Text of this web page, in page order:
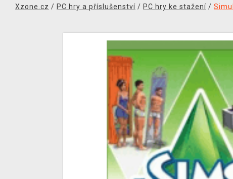
Xzone.cz / PC hry a příslušenství / PC hry ke stažení /